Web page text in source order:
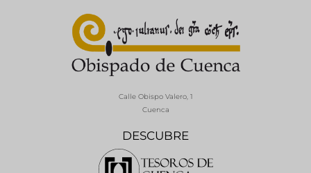
DESCUBRE
Calle Obispo Valero, 1
Cuenca